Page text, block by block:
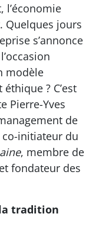
l’économie
Quelques jours
s’annonce
modèle
? C’est
Pierre-Yves
de
co-initiateur du
, membre de
fondateur des
tradition